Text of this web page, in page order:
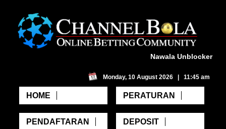
Nawala Unblocker
Monday, 10 August 2026 | 11:45 am
HOME PERATURAN
PENDAFTARAN DEPOSIT